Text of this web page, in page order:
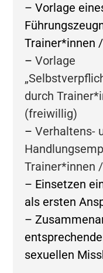
– Vorlage
Trainer*innen
–Vorlage
durch
(freiwillig)
–Verhaltens-
Trainer*innen
– Einsetzen
als ersten
–
sexuellen